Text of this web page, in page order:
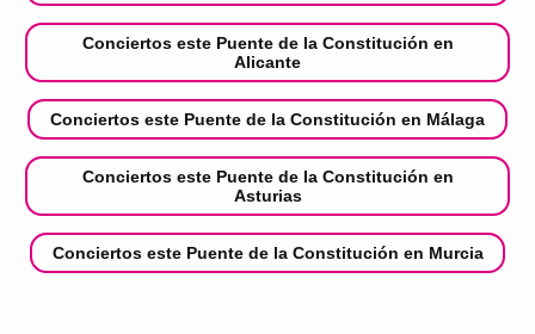
Conciertos este Puente de la Constitución en
Alicante
Conciertos este Puente de la Constitución en Málaga
Conciertos este Puente de la Constitución en
Asturias
Conciertos este Puente de la Constitución en Murcia